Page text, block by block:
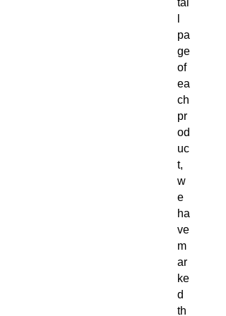
tai
pa
ge
of
ea
ch
pr
od
uc
t,
w
e
ha
ve
m
ar
ke
d
th